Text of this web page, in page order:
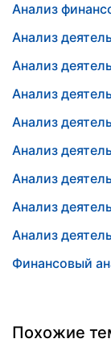
Анализ
Анализ
Анализ
Анализ
Анализ
Анализ
Анализ
Анализ
Анализ
Финансовый
Похожие